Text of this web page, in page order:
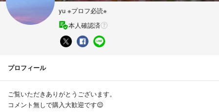
yu ※プロフ必読※
本人確認済
プロフィール
ご覧いただきありがとうございます。
コメント無しで購入大歓迎です😌